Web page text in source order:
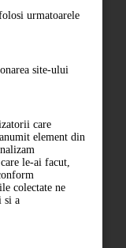
urmatoarele
site-ului
care
element din
le-ai facut,
colectate ne
si a